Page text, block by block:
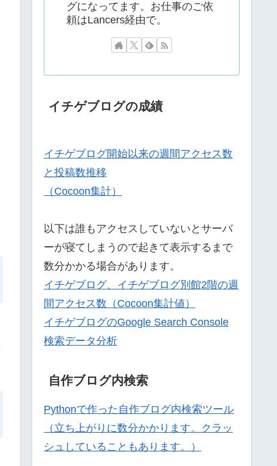
グになってます。お仕事のご依
頼はLancers経由で。
イチゲブログの成績
イチゲブログ開始以来の週間アクセス数
と投稿数推移
（Cocoon集計）
以下は誰もアクセスしていないとサーバ
ーが寝てしまうので起きて表示するまで
数分かかる場合があります。
イチゲブログ、イチゲブログ別館2階の週
間アクセス数（Cocoon集計値）
イチゲブログのGoogle Search Console
検索データ分析
自作ブログ内検索
Pythonで作った自作ブログ内検索ツール
（立ち上がりに数分かかります。クラッ
シュしていることもあります。）